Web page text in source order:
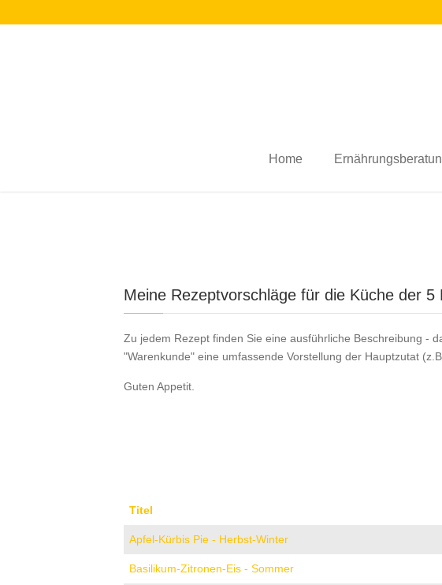
Home
Meine Rezeptvorschläge für die Küche der 5
Zu jedem Rezept finden Sie eine ausführliche Beschreibung -
"Warenkunde" eine umfassende Vorstellung der Hauptzutat
Guten Appetit.
Titel
Apfel-Kürbis Pie - Herbst-Winter
Basilikum-Zitronen-Eis - Sommer